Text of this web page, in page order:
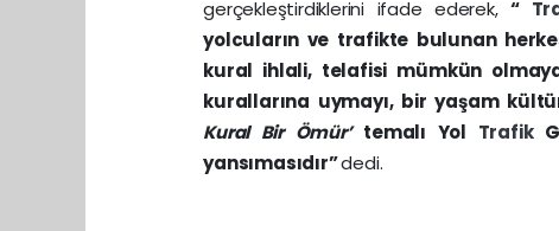
gerçekleştirdiklerini ifade ederek,“
yolcuların ve trafikte bulunan
kural ihlali, telafisi mümkün
kurallarına uymayı, bir yaşam
Kural Bir Ömür’temalı Yol Trafik
yansımasıdır”dedi.